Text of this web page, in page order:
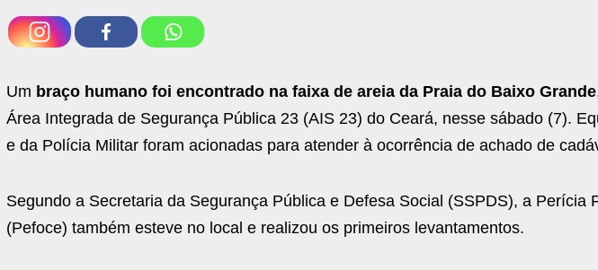
Um braço humano foi encontrado na faixa de areia da Praia do Baixo Grande
Área Integrada de Segurança Pública 23 (AIS 23) do Ceará, nesse sábado (7).
e da Polícia Militar foram acionadas para atender à ocorrência de achado de
Segundo a Secretaria da Segurança Pública e Defesa Social (SSPDS), a Perícia
(Pefoce) também esteve no local e realizou os primeiros levantamentos.